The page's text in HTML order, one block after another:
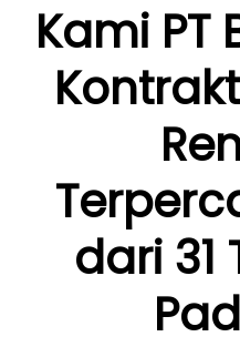
Kami PT
dari 31